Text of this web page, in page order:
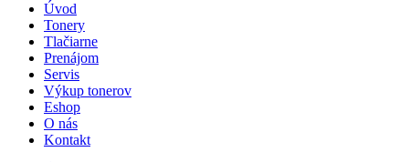
Úvod
Tonery
Tlačiarne
Prenájom
Servis
Výkup tonerov
Eshop
O nás
Kontakt